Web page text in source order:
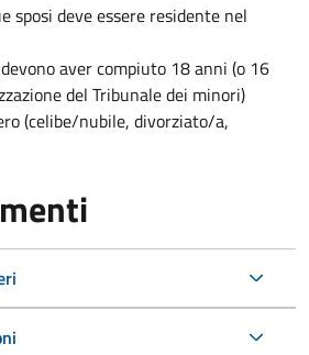
sposi deve essere residente nel
aver compiuto 18 anni (o 16
del Tribunale dei minori)
(celibe/nubile, divorziato/a,